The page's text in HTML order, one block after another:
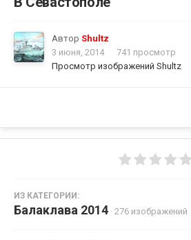
Автор Shultz
3 июня, 2014
741 просмотр
Просмотр изображений Shultz
ИЗ КАТЕГОРИИ:
Балаклава 2014 · 276 изображений